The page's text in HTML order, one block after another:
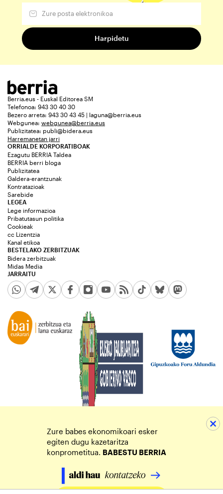
Berria.eus - Euskal Editorea SM
Telefonoa: 943 30 40 30
Bezero arreta: 943 30 43 45 | laguna@berria.eus
Webgunea: webgunea@berria.eus
Publizitatea: publi@bidera.eus
Harremanetan jarri
ORRIALDE KORPORATIBOAK
Ezagutu BERRIA Taldea
BERRIA berri bloga
Publizitatea
Galdera-erantzunak
Kontratazioak
Sarebide
JARRAITU
LEGEA
Lege informazioa
Pribatutasun politika
Cookieak
cc Lizentzia
Kanal etikoa
BESTELAKO ZERBITZUAK
Bidera zerbitzuak
Midas Media
Zure babes ekonomikoari esker
egiten dugu kazetaritza
konprometitua. BABESTU BERRIA